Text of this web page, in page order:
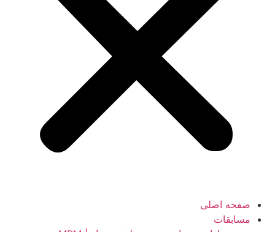
صفحه اصلی
مسابقات